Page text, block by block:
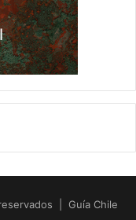
| Guía Chile